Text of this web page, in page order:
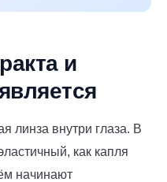
и
линза внутри глаза. В
как капля
начинают